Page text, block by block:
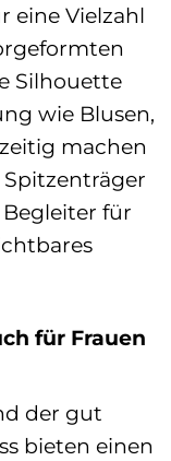
eine Vielzahl
Silhouette
wie Blusen,
machen
für
für Frauen
der gut
bieten einen